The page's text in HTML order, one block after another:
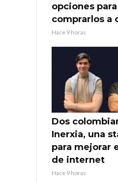
opciones para
comprarlos a
Hace 9 horas
Dos
Inerxia, una
para mejorar
de internet
Hace 9 horas